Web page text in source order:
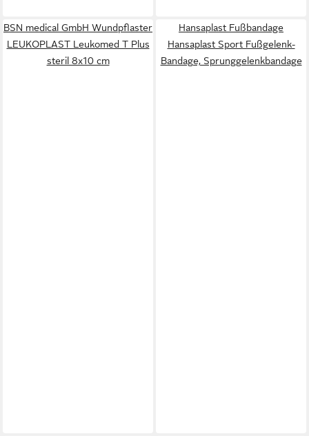
BSN medical GmbH Wundpflaster
LEUKOPLAST Leukomed T Plus
steril 8x10 cm
Hansaplast Fußbandage
Hansaplast Sport Fußgelenk-
Bandage, Sprunggelenkbandage